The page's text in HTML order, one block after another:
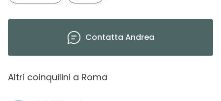
Contatta Andrea
Altri coinquilini a Roma